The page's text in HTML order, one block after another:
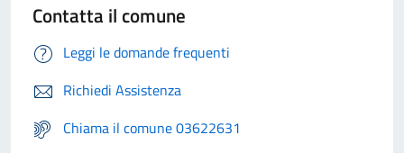
Contatta il comune
Leggi le domande frequenti
Richiedi Assistenza
Chiama il comune 03622631